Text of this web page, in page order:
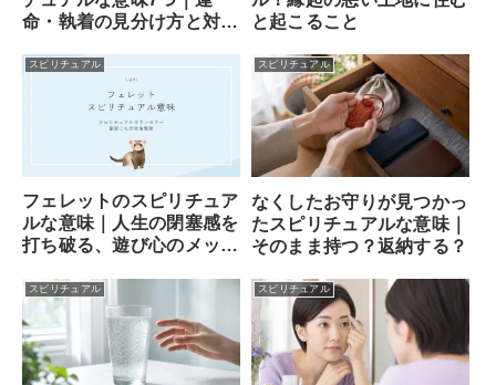
命・執着の見分け方と対処
と起こること
スピリチュアル
フェレットのスピリチュア
ルな意味｜人生の閉塞感を
打ち破る、遊び心のメッセ
スピリチュアル
なくしたお守りが見つかっ
たスピリチュアルな意味｜
そのまま持つ？返納する？
スピリチュアル スピリチュアル